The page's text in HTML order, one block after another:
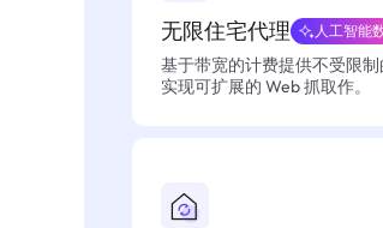
无限住宅代理 人工智能
基于带宽的计费提供不受限
实现可扩展的 Web 抓取作。